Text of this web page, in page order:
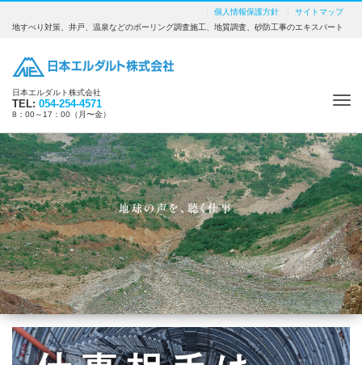
個人情報保護方針
サイトマップ
地すべり対策、井戸、温泉などのボーリング調査施工、地質調査、砂防工事のエキスパート
日本エルダルト株式会社
TEL: 054-254-4571
8：00～17：00（月〜金）